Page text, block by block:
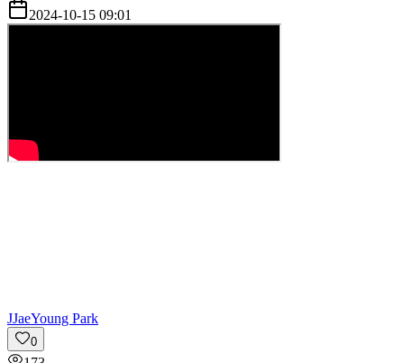
2024-10-15 09:01
JJaeYoung Park
0